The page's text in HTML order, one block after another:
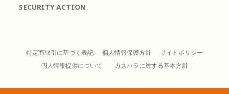
SECURITY ACTION
特定商取引に基づく表記 個人情報保護方針
サイトポリシー
個人情報提供について
カスハラに対する基本方針